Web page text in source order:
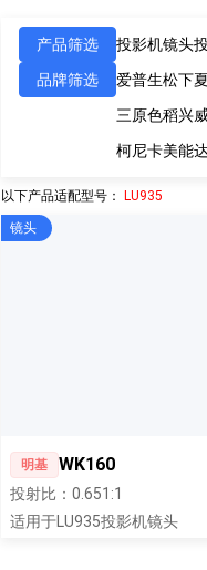
产品筛选 投影机镜头
品牌筛选
爱普生松下
三原色稻兴
柯尼卡美能
以下产品适配型号： LU935
明基 WK160
投射比：0.651:1
适用于LU935投影机镜头
镜头